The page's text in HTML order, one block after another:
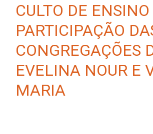
CULTO DE
PARTICIPAÇÃO
CONGREGAÇÕES
EVELINA NOUR E
MARIA